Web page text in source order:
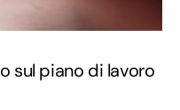
sul piano di lavoro